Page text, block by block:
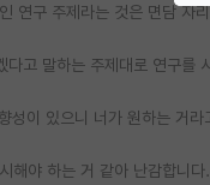
연구 주제라는 것은 면담 자
다고 말하는 주제대로 연구
성이 있으니 너가 원하는 거
해야 하는 거 같아 난감합니다.